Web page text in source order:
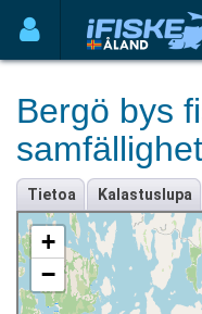
Bergö bys
samfällighet
Tietoa Kalastuslupa
+
−